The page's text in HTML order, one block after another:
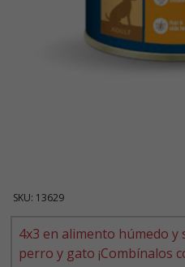
SKU: 13629
4x3 en alimento húmedo y
perro y gato ¡Combínalos